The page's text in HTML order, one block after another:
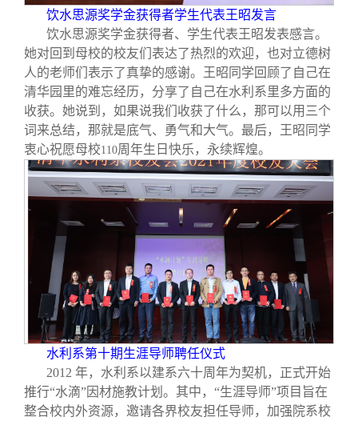
饮水思源奖学金获得者学生代表王昭发言
饮水思源奖学金获得者、学生代表王昭发表感言。
她对回到母校的校友们表达了热烈的欢迎，也对立德树
人的老师们表示了真挚的感谢。王昭同学回顾了自己在
清华园里的难忘经历，分享了自己在水利系里多方面的
收获。她说到，如果说我们收获了什么，那可以用三个
词来总结，那就是底气、勇气和大气。最后，王昭同学
衷心祝愿母校110周年生日快乐，永续辉煌。
水利系第十期生涯导师聘任仪式
2012 年，水利系以建系六十周年为契机，正式开始
推行“水滴”因材施教计划。其中，“生涯导师”项目旨在
整合校内外资源，邀请各界校友担任导师，加强院系校